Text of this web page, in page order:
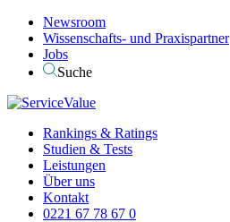
Newsroom
Wissenschafts- und Praxispartner
Jobs
Suche
Rankings & Ratings
Studien & Tests
Leistungen
Über uns
Kontakt
0221 67 78 67 0